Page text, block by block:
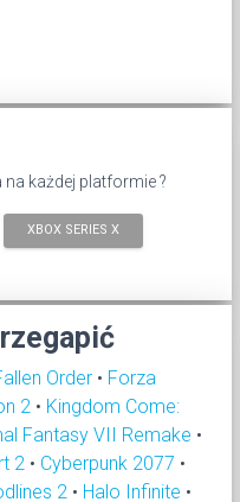
każdej platformie ?
XBOX SERIES X
Order • Forza
2 • Kingdom Come:
Fantasy VII Remake •
2 • Cyberpunk 2077 •
2 • Halo Infinite •